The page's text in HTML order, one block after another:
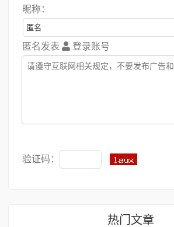
昵称：
匿名发表 登录账号
验证码：
热门文章